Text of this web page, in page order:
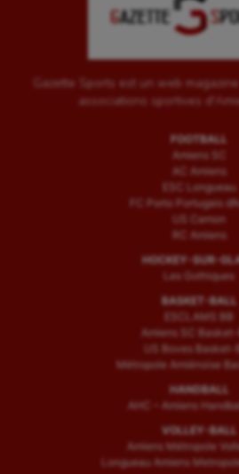
Gazette Sports est un web
associations sportives
FOOTBALL
Amiens SC
AC Amiens
ESC Longueau
FC Porto Portugais
US Camon
RC Amiens
HOCKEY-SUR-
Les Gothiques
BASKET-BALL
ESCLAMS BB
Amiens SC
US Boves Basket-
Métropole Amiénoise
HANDBALL
AHC – Amiens
VOLLEY-BALL
Amiens Métropole
Longueau Amiens